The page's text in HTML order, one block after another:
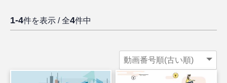
1-4件を表示 / 全4件中